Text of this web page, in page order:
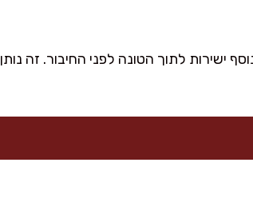
אפשר לערבב 1–2 כפות שמן הזית הנוסף ישירות לתוך הטונה לפני החיבור. זה נותן